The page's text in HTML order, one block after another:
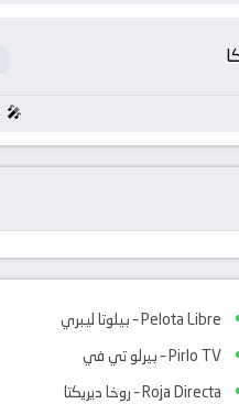
Pelota Libre – بيلوتا ليبري
Pirlo TV – بيرلو تي في
Roja Directa – روخا ديريكتا